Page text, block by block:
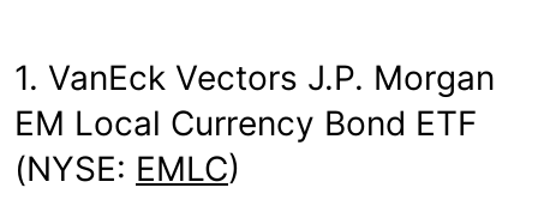
1. VanEck Vectors J.P. Morgan
EM Local Currency Bond ETF
(NYSE: EMLC)